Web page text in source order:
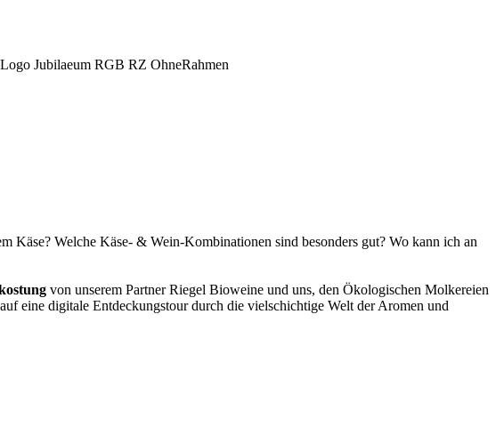
Käse? Welche Käse- & Wein-Kombinationen sind besonders gut? Wo kann ich an
von unserem Partner Riegel Bioweine und uns, den Ökologischen Molkereien
eine digitale Entdeckungstour durch die vielschichtige Welt der Aromen und